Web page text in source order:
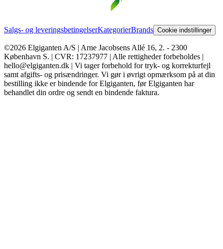
Salgs- og leveringsbetingelserKategorierBrands Cookie indstillinger
©2026 Elgiganten A/S | Arne Jacobsens Allé 16, 2. - 2300
København S. | CVR: 17237977 | Alle rettigheder forbeholdes |
hello@elgiganten.dk | Vi tager forbehold for tryk- og korrekturfejl
samt afgifts- og prisændringer. Vi gør i øvrigt opmærksom på at din
bestilling ikke er bindende for Elgiganten, før Elgiganten har
behandlet din ordre og sendt en bindende faktura.